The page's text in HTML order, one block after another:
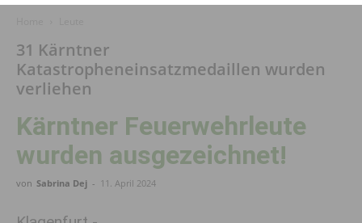
31 Kärntner
Katastropheneinsatzmedaillen wurden
verliehen
Kärntner Feuerwehrleute
wurden ausgezeichnet!
von Sabrina Dej - 11. April 2024